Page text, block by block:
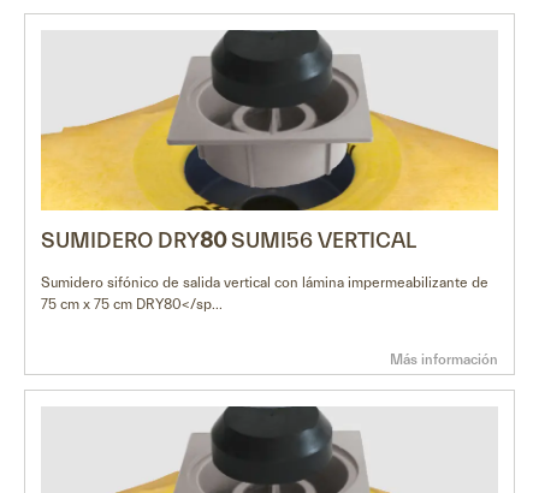
SUMIDERO DRY80SUMI56 VERTICAL
Sumidero sifónico de salida vertical con lámina impermeabilizante de
75 cm x 75 cm DRY80</sp...
Más información